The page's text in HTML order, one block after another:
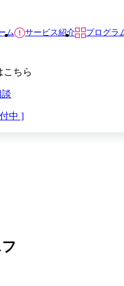
ム サービス紹介 プログラ
こちら
談
中 ]